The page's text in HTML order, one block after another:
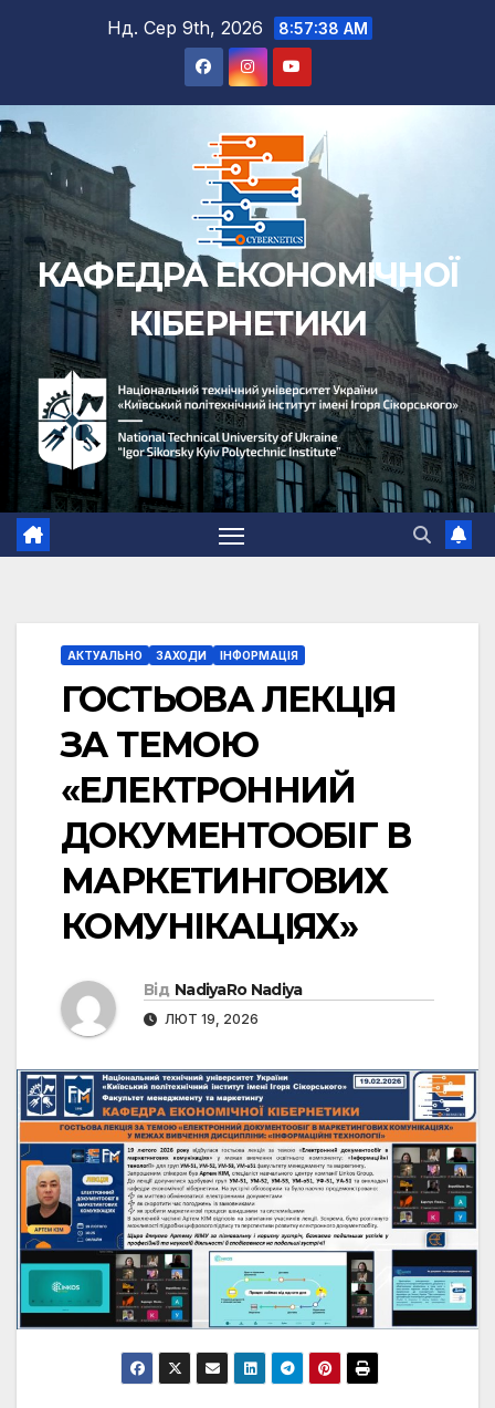
Нд. Сер 9th, 2026 8:57:39 AM
КАФЕДРА ЕКОНОМІЧНОЇ
КІБЕРНЕТИКИ
АКТУАЛЬНО ЗАХОДИ ІНФОРМАЦІЯ
ГОСТЬОВА ЛЕКЦІЯ
ЗА ТЕМОЮ
«ЕЛЕКТРОННИЙ
ДОКУМЕНТООБІГ В
МАРКЕТИНГОВИХ
КОМУНІКАЦІЯХ»
Від NadiyaRo Nadiya
ЛЮТ 19, 2026